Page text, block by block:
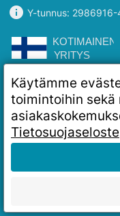
info Y-tunnus: 2986916-
Käytämme
toimintoihin sekä
Tietosuojaseloste